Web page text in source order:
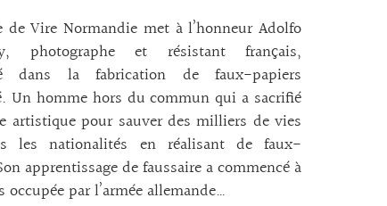
de Vire Normandie met à l’honneur Adolfo
photographe et résistant français,
dans la fabrication de faux-papiers
Un homme hors du commun qui a sacrifié
artistique pour sauver des milliers de vies
les nationalités en réalisant de faux-
apprentissage de faussaire a commencé à
occupée par l’armée allemande…